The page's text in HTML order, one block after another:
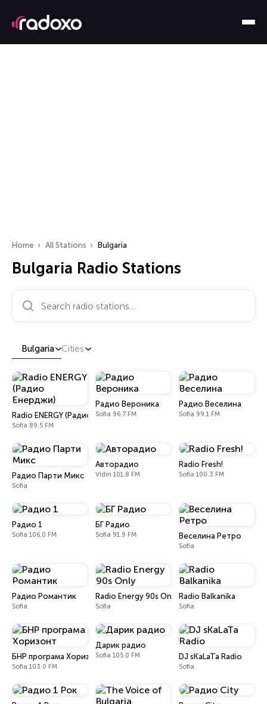
Home All Stations Bulgaria
Bulgaria Radio Stations
Search radio stations…
Bulgaria Cities
Radio ENERGY (Радио Енерджи)
Sofia 89.5 FM
Радио Вероника
Sofia 96.7 FM
Радио Веселина
Sofia 99.1 FM
Радио Парти Микс
Sofia
Авторадио
Vidin 101.8 FM
Radio Fresh!
Sofia 100.3 FM
Радио 1
Sofia 106.0 FM
БГ Радио
Sofia 91.9 FM Веселина Ретро
Sofia
Радио Романтик
Sofia
Radio Energy 90s Only
Sofia
Radio Balkanika
Sofia
БНР програма Хоризонт
Sofia 103.0 FM
Дарик радио
Sofia 105.0 FM DJ sKaLaTa Radio
Sofia